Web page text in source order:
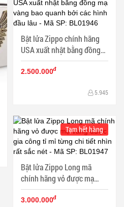
Bật lửa Zippo chính hãng
USA xuất nhật bằng đồng
mạ vàng bao quanh bởi các
hình đầu lâu
2.500.000đ
5.945
Bật lửa Zippo Long mã
chính hãng vỏ được mạ
vàng được gia công tỉ mỉ
từng chi tiết nhìn rất sắc
Tạm hết hàng
3.000.000đ